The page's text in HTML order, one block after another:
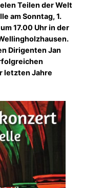
Teilen der Welt
am Sonntag, 1.
17.00 Uhr in der
Dirigenten Jan
letzten Jahre